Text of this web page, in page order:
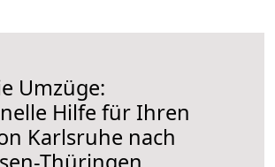
Umzüge:
Hilfe für Ihren
Karlsruhe nach